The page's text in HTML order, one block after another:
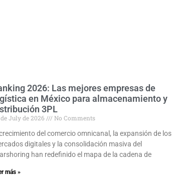
2026: Las mejores empresas de
en México para almacenamiento y
3PL
July de 2026
No Comments
del comercio omnicanal, la expansión de los
digitales y la consolidación masiva del
han redefinido el mapa de la cadena de
más »